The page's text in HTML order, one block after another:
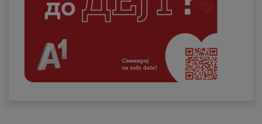
Поддршка
Надополни кредит
Плати сметка